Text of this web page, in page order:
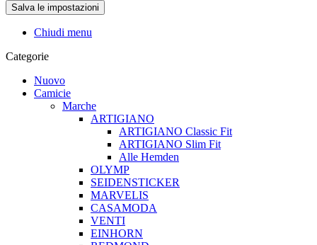
Chiudi menu
Categorie
Nuovo
Camicie
Marche
ARTIGIANO
ARTIGIANO Classic Fit
ARTIGIANO Slim Fit
Alle Hemden
OLYMP
SEIDENSTICKER
MARVELIS
CASAMODA
VENTI
EINHORN